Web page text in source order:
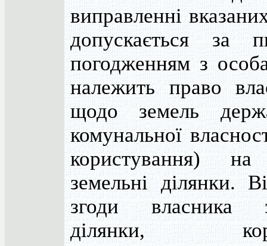
виправленні
допускається за
погодженням з
належить право
щодо земель
комунальної
користування) на
земельні ділянки.
згоди власника
ділянки,